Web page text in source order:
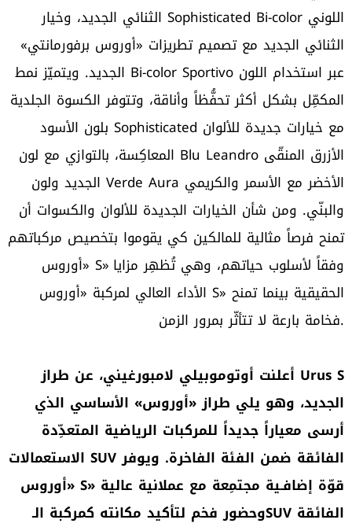
الثنائي الجديد، وخيار Sophisticated Bi-color اللوني
الثنائي الجديد مع تصميم تطريزات «أوروس برفورمانتي»
الجديد. ويتميّز نمط Bi-color Sportivo عبر استخدام اللون
المكمِّل بشكل أكثر تحفُّظاً وأناقة، وتتوفر الكسوة الجلدية
بلون الأسود Sophisticated مع خيارات جديدة للألوان
المعاكِسة، بالتوازي مع لون Blu Leandro الأزرق المنقّى
الجديد ولون Verde Aura الأخضر مع الأسمر والكريمي
والبنّي. ومن شأن الخيارات الجديدة للألوان والكسوات أن
تمنح فرصاً مثالية للمالكين كي يقوموا بتخصيص مركباتهم
«أوروس S» وفقاً لأسلوب حياتهم، وهي تُظهِر مزايا
الأداء العالي لمركبة «أوروس S» الحقيقية بينما تمنح
فخامة بارعة لا تتأثّر بمرور الزمن.
أعلنت أوتوموبيلي لامبورغيني، عن طراز Urus S
الجديد، وهو يلي طراز «أوروس» الأساسي الذي
أرسى معياراً جديداً للمركبات الرياضية المتعدِّدة
الاستعمالات SUV الفائقة ضمن الفئة الفاخرة. ويوفر
«أوروس S» قوّة إضافـية مجتمِعة مع عملانية عالية
وحضور فخم لتأكيد مكانته كمركبة الـSUV الفائقة